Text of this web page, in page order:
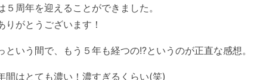
５周年を迎えることができました。
りがとうございます！
という間で、もう５年も経つの!?というのが正直な感想。
間はとても濃い！濃すぎるくらい(笑)